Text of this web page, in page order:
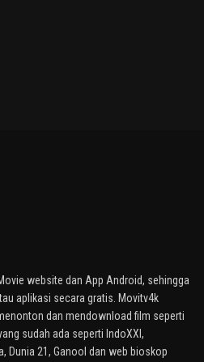
website dan App Android, sehingga
aplikasi secara gratis. Movitv4k
dan mendownload film seperti
sudah ada seperti IndoXXI,
Dunia 21, Ganool dan web bioskop